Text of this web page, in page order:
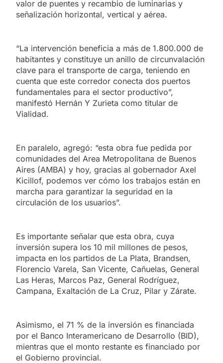
valor de puentes y recambio de luminarias y
señalización horizontal, vertical y aérea.
“La intervención beneficia a más de 1.800.000 de
habitantes y constituye un anillo de circunvalación
clave para el transporte de carga, teniendo en
cuenta que este corredor conecta dos puertos
fundamentales para el sector productivo”,
manifestó Hernán Y Zurieta como titular de
Vialidad.
En paralelo, agregó: “esta obra fue pedida por
comunidades del Area Metropolitana de Buenos
Aires (AMBA) y hoy, gracias al gobernador Axel
Kicillof, podemos ver cómo los trabajos están en
marcha para garantizar la seguridad en la
circulación de los usuarios”.
Es importante señalar que esta obra, cuya
inversión supera los 10 mil millones de pesos,
impacta en los partidos de La Plata, Brandsen,
Florencio Varela, San Vicente, Cañuelas, General
Las Heras, Marcos Paz, General Rodríguez,
Campana, Exaltación de La Cruz, Pilar y Zárate.
Asimismo, el 71 % de la inversión es financiada
por el Banco Interamericano de Desarrollo (BID),
mientras que el monto restante es financiado por
el Gobierno provincial.